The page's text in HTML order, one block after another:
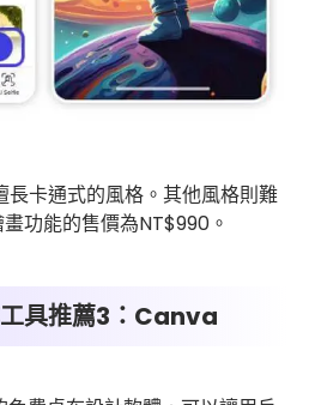
卡通式的風格。其他風格則難
功能的售價為NT$990。
具推薦3：Canva